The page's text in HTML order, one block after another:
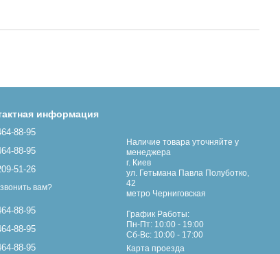
информация
88-95
88-95
51-26
вам?
88-95
88-95
88-95
Наличие товара уточняйте у
менеджера
г. Киев
ул. Гетьмана Павла Полуботко,
42
метро Черниговская
График Работы:
Пн-Пт: 10:00 - 19:00
Сб-Вс: 10:00 - 17:00
Карта проезда